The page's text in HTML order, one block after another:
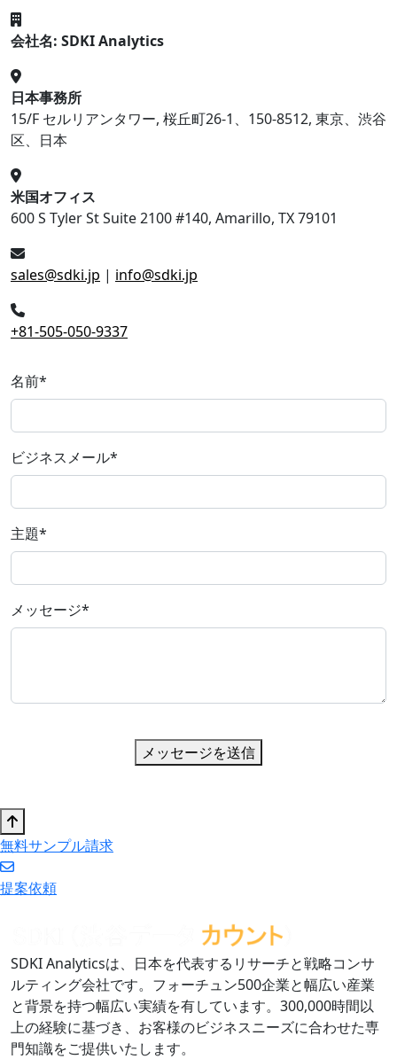
会社名: SDKI Analytics
日本事務所
15/F セルリアンタワー, 桜丘町26-1、150-8512, 東京、渋谷
区、日本
米国オフィス
600 S Tyler St Suite 2100 #140, Amarillo, TX 79101
sales@sdki.jp | info@sdki.jp
+81-505-050-9337
名前*
ビジネスメール*
主題*
メッセージ*
メッセージを送信
無料サンプル請求
提案依頼
SDKI Analyticsは、日本を代表するリサーチと戦略コンサ
ルティング会社です。フォーチュン500企業と幅広い産業
と背景を持つ幅広い実績を有しています。300,000時間以
上の経験に基づき、お客様のビジネスニーズに合わせた専
門知識をご提供いたします。